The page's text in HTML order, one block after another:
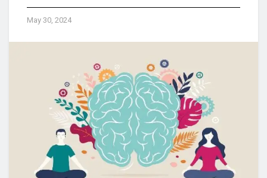
May 30, 2024